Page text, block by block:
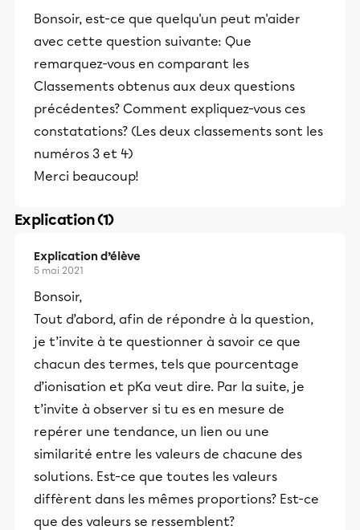
Bonsoir, est-ce que quelqu'un peut m'aider
avec cette question suivante: Que
remarquez-vous en comparant les
Classements obtenus aux deux questions
précédentes? Comment expliquez-vous ces
constatations? (Les deux classements sont les
numéros 3 et 4)
Merci beaucoup!
Explication (1)
Explication d’élève
5 mai 2021
Bonsoir,
Tout d’abord, afin de répondre à la question,
je t’invite à te questionner à savoir ce que
chacun des termes, tels que pourcentage
d’ionisation et pKa veut dire. Par la suite, je
t’invite à observer si tu es en mesure de
repérer une tendance, un lien ou une
similarité entre les valeurs de chacune des
solutions. Est-ce que toutes les valeurs
diffèrent dans les mêmes proportions? Est-ce
que des valeurs se ressemblent?